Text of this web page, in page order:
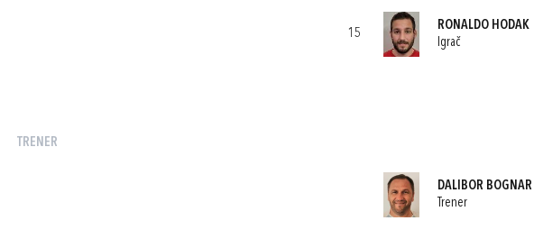
TRENER
15
RONALDO HODAK
Igrač
DALIBOR BOGNAR
Trener